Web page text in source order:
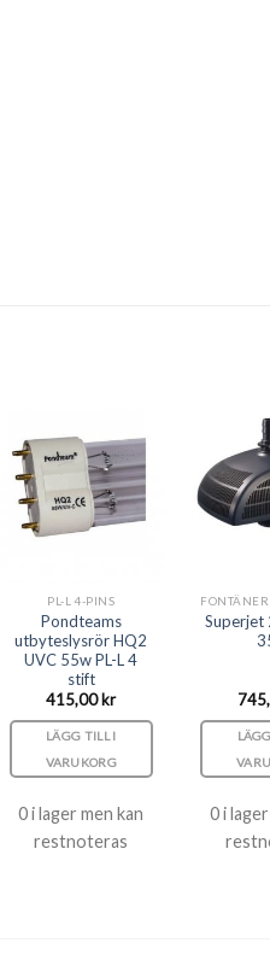
PL-L 4-PINS
Pondteams
utbyteslysrör HQ2
UVC 55w PL-L 4
stift
415,00kr
LÄGG TILL I
VARUKORG
0 i lager men kan
restnoteras
Superjet
0 i